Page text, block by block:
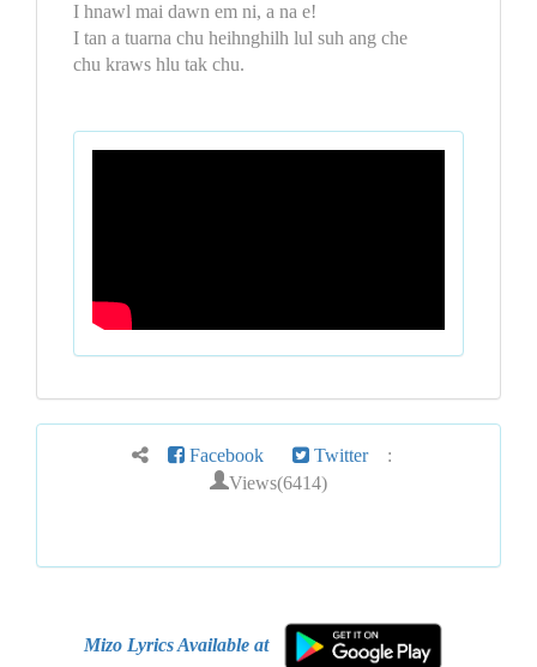
I hnawl mai dawn em ni, a na e!
I tan a tuarna chu heihnghilh lul suh ang che
chu kraws hlu tak chu.
Facebook Twitter :
Views(6414)
Mizo Lyrics Available at